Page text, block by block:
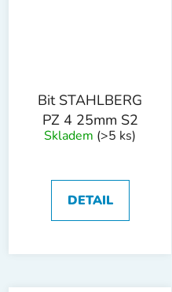
Bit STAHLBERG
PZ 4 25mm S2
Skladem (>5 ks)
DETAIL